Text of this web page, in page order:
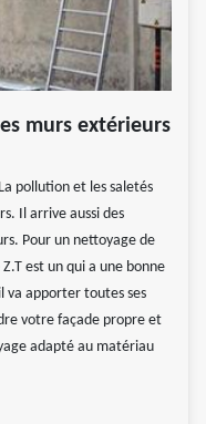
murs extérieurs
pollution et les saletés
Il arrive aussi des
Pour un nettoyage de
est un qui a une bonne
va apporter toutes ses
votre façade propre et
adapté au matériau